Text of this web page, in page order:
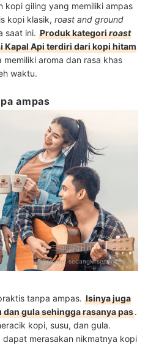
kopi giling yang memiliki ampas
kopi klasik, roast and ground
saat ini. Produk kategoriroast
Api terdiri dari kopi hitam
memiliki aroma dan rasa khas
waktu.
ampas
Sumber: secangkirsemangat.id
tanpa ampas. Isinya juga
gula sehingga rasanya pas.
kopi, susu, dan gula.
dapat merasakan nikmatnya kopi